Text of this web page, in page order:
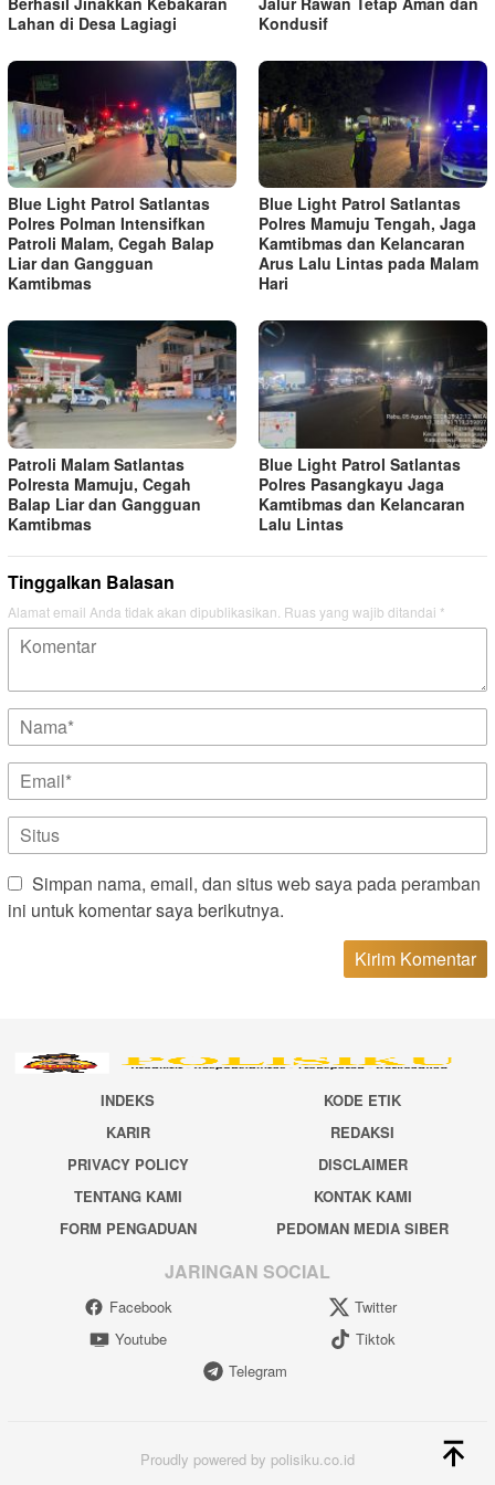
Lahan di Desa Lagiagi
Kondusif
Blue Light Patrol Satlantas
Polres Polman Intensifkan
Patroli Malam, Cegah Balap
Liar dan Gangguan
Kamtibmas
Blue Light Patrol Satlantas
Polres Mamuju Tengah, Jaga
Kamtibmas dan Kelancaran
Arus Lalu Lintas pada Malam
Hari
Patroli Malam Satlantas
Polresta Mamuju, Cegah
Balap Liar dan Gangguan
Kamtibmas
Blue Light Patrol Satlantas
Polres Pasangkayu Jaga
Kamtibmas dan Kelancaran
Lalu Lintas
Tinggalkan Balasan
Alamat email Anda tidak akan dipublikasikan. Ruas yang wajib ditandai *
Simpan nama, email, dan situs web saya pada peramban
ini untuk komentar saya berikutnya.
INDEKS
KODE ETIK
KARIR
REDAKSI
PRIVACY POLICY
DISCLAIMER
TENTANG KAMI
KONTAK KAMI
FORM PENGADUAN
PEDOMAN MEDIA SIBER
JARINGAN SOCIAL
Facebook
Twitter
Youtube
Tiktok
Telegram
Proudly powered by polisiku.co.id